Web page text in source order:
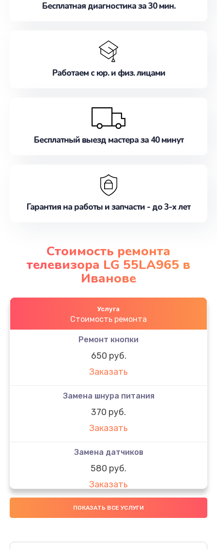
Бесплатная диагностика за 30 мин.
Работаем с юр. и физ. лицами
Бесплатный выезд мастера за 40 минут
Гарантия на работы и запчасти - до 3-х лет
Стоимость ремонта
телевизора LG 55LA965 в
Иванове
Услуга
Стоимость ремонта
Ремонт кнопки
650 руб.
Заказать
Замена шнура питания
370 руб.
Заказать
Замена датчиков
580 руб.
Заказать
Комплексная чистка
Заказать
ПОКАЗАТЬ ВСЕ УСЛУГИ